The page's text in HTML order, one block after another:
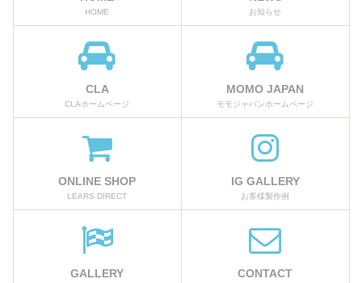
HOME お知らせ
CLA
CLAホームページ
MOMO JAPAN
モモジャパンホームページ
ONLINE SHOP
LEARS DIRECT
IG GALLERY
お客様製作例
GALLERY CONTACT